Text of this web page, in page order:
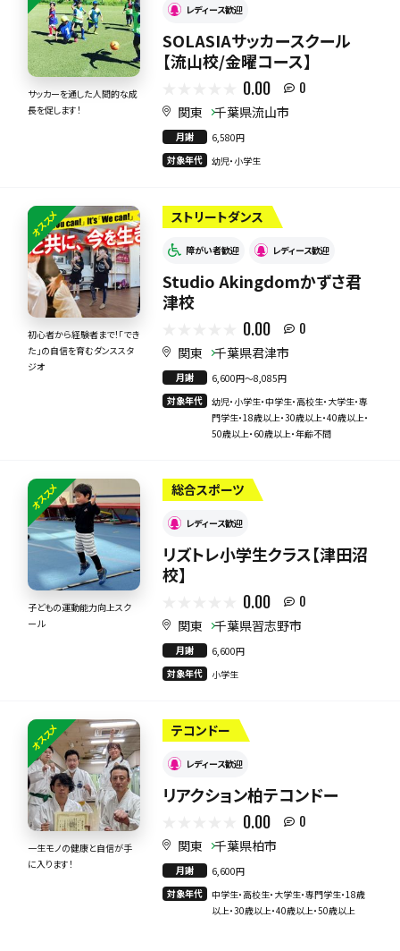
サッカーを通した人間的な成
長を促します！
レディース歓迎
SOLASIAサッカースクール
【流山校/金曜コース】
0.00 0
関東 千葉県流山市
月謝
6,580円
対象年代
幼児・小学生
オススメ
初心者から経験者まで！「でき
た」の自信を育むダンススタ
ジオ
ストリートダンス
障がい者歓迎 レディース歓迎
Studio Akingdomかずさ君
津校
0.00 0
関東 千葉県君津市
月謝
6,600円〜8,085円
対象年代
幼児・小学生・中学生・高校生・大学生・専
門学生・18歳以上・30歳以上・40歳以上・
50歳以上・60歳以上・年齢不問
オススメ
子どもの運動能力向上スク
ール
総合スポーツ
レディース歓迎
リズトレ小学生クラス【津田沼
校】
0.00 0
関東 千葉県習志野市
月謝
6,600円
対象年代
小学生
オススメ
一生モノの健康と自信が手
に入ります！
テコンドー
レディース歓迎
リアクション柏テコンドー
0.00 0
関東 千葉県柏市
月謝
6,600円
対象年代
中学生・高校生・大学生・専門学生・18歳
以上・30歳以上・40歳以上・50歳以上